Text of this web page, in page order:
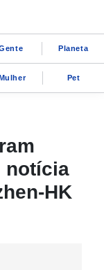
Planeta
Pet
notícia
HK